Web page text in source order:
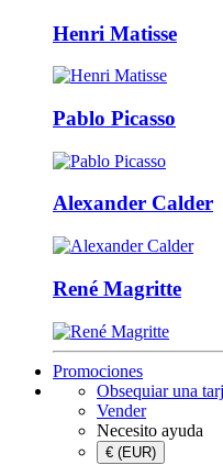
Henri Matisse
Pablo Picasso
Alexander Calder
René Magritte
Promociones
Obsequiar una
Vender
Necesito ayuda
€ (EUR)